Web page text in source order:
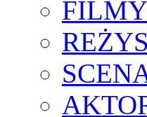
FILMY